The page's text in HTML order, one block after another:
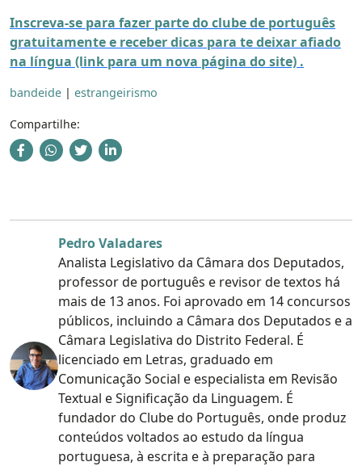
Inscreva-se para fazer parte do clube de português
gratuitamente e receber dicas para te deixar afiado
na língua (link para um nova página do site) .
bandeide | estrangeirismo
Compartilhe:
Pedro Valadares
Analista Legislativo da Câmara dos Deputados,
professor de português e revisor de textos há
mais de 13 anos. Foi aprovado em 14 concursos
públicos, incluindo a Câmara dos Deputados e a
Câmara Legislativa do Distrito Federal. É
licenciado em Letras, graduado em
Comunicação Social e especialista em Revisão
Textual e Significação da Linguagem. É
fundador do Clube do Português, onde produz
conteúdos voltados ao estudo da língua
portuguesa, à escrita e à preparação para